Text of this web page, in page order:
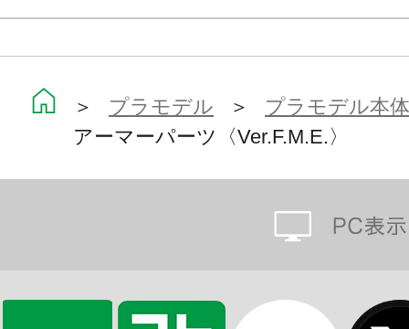
＞ プラモデル ＞ プラモデル本体
アーマーパーツ〈Ver.F.M.E.〉